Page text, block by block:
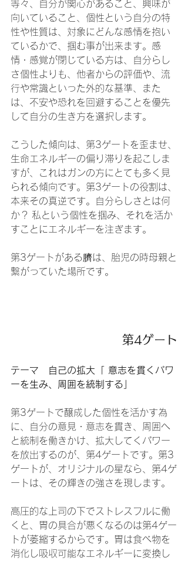
等々、自分が関心があること、興味が
向いていること、個性という自分の特
性や性質は、対象にどんな感情を抱い
ているかで、掴む事が出来ます。感
情・感覚が閉じている方は、自分らし
さ個性よりも、他者からの評価や、流
行や常識といった外的な基準、また
は、不安や恐れを回避することを優先
して自分の生き方を選択します。
こうした傾向は、第3ゲートを歪ませ、
生命エネルギーの偏り滞りを起こしま
すが、これはガンの方にとても多く見
られる傾向です。第3ゲートの役割は、
本来その真逆です。自分らしさとは何
か？ 私という個性を掴み、それを活か
すことにエネルギーを注ぎます。
第3ゲートがある臍は、胎児の時母親と
繋がっていた場所です。
第4ゲート
テーマ　自己の拡大「 意志を貫くパワ
ーを生み、周囲を統制する」
第3ゲートで醸成した個性を活かす為
に、自分の意見・意志を貫き、周囲へ
と統制を働きかけ、拡大してくパワー
を放出するのが、第4ゲートです。第3
ゲートが、オリジナルの星なら、第4ゲ
ートは、その輝きの強さを現します。
高圧的な上司の下でストレスフルに働
くと、胃の具合が悪くなるのは第4ゲー
トが萎縮するからです。胃は食べ物を
消化し吸収可能なエネルギーに変換し